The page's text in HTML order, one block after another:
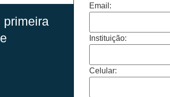
primeira
Email:
Instituição:
Celular: